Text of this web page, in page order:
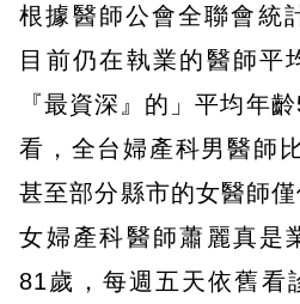
根據醫師公會全聯會統
目前仍在執業的醫師平
『最資深』的」平均年
看，全台婦產科男醫師
甚至部分縣市的女醫師
女婦產科醫師蕭麗真是
81歲，每週五天依舊看